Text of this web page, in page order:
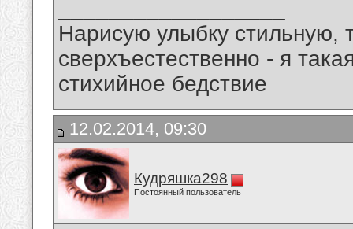
Нарисую улыбку стильную,
сверхъестественно - я
стихийное бедствие
12.02.2014, 09:30
Кудряшка298
Постоянный пользователь